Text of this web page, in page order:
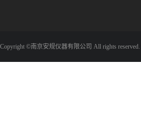
Copyright ©南京安规仪器有限公司 All rights reserved.